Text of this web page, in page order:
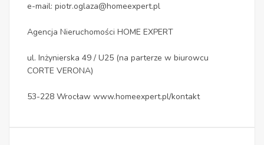
e-mail: piotr.oglaza@homeexpert.pl
Agencja Nieruchomości HOME EXPERT
ul. Inżynierska 49 / U25 (na parterze w biurowcu
CORTE VERONA)
53-228 Wrocław www.homeexpert.pl/kontakt